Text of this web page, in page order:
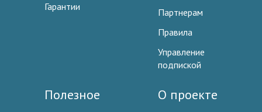
Гарантии
Партнерам
Правила
Управление
подпиской
Полезное О проекте